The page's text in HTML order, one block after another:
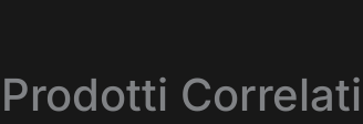
Prodotti Correlati